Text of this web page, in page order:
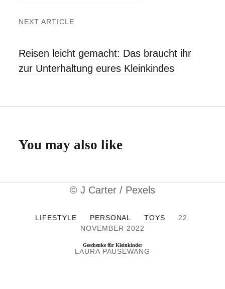
NEXT ARTICLE
Reisen leicht gemacht: Das braucht ihr
zur Unterhaltung eures Kleinkindes
You may also like
© J Carter / Pexels
LIFESTYLE PERSONAL TOYS
22.
NOVEMBER 2022
Geschenke für Kleinkinder
LAURA PAUSEWANG